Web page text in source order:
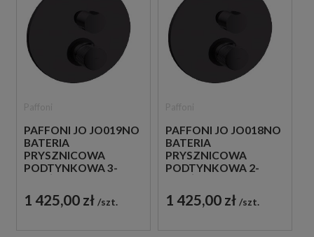
PAFFONI JO JO019NO
BATERIA
PRYSZNICOWA
PODTYNKOWA 3-
PRZEŁĄCZNIKIEM
JEDNOUCHWYTOWA
1 425,00 zł szt.
PAFFONI JO JO018NO
BATERIA
PRYSZNICOWA
PODTYNKOWA 2-
PRZEŁĄCZNIKIEM
JEDNOUCHWYTOWA
1 425,00 zł szt.